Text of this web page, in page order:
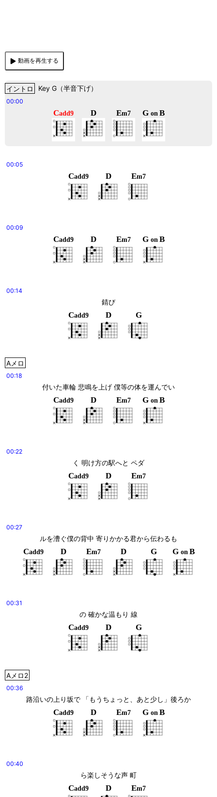
動画を再生する
イントロ Key G（半音下げ）
00:00
Cadd9 D Em7 G on B
00:05
Cadd9 D Em7
00:09
Cadd9 D Em7 G on B
00:14
錆び
Cadd9 D G
Aメロ
00:18
付いた車輪 悲鳴を上げ 僕等の体を運んでい
Cadd9 D Em7 G on B
00:22
く 明け方の駅へと ペダ
Cadd9 D Em7
00:27
ルを漕ぐ僕の背中 寄りかかる君から伝わるも
Cadd9 D Em7 D G G on B
00:31
の 確かな温もり 線
Cadd9 D G
Aメロ2
00:36
路沿いの上り坂で 「もうちょっと、あと少し」後ろか
Cadd9 D Em7 G on B
00:40
ら楽しそうな声 町
Cadd9 D Em7